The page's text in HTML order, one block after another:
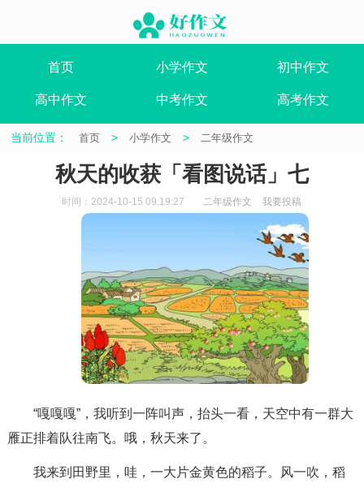
首页 小学作文 初中作文
高中作文 中考作文 高考作文
当前位置： 首页 > 小学作文 > 二年级作文
秋天的收获「看图说话」七
时间：2024-10-15 09:19:27 二年级作文 我要投稿
“嘎嘎嘎”，我听到一阵叫声，抬头一看，天空中有一群大
雁正排着队往南飞。哦，秋天来了。
我来到田野里，哇，一大片金黄色的稻子。风一吹，稻